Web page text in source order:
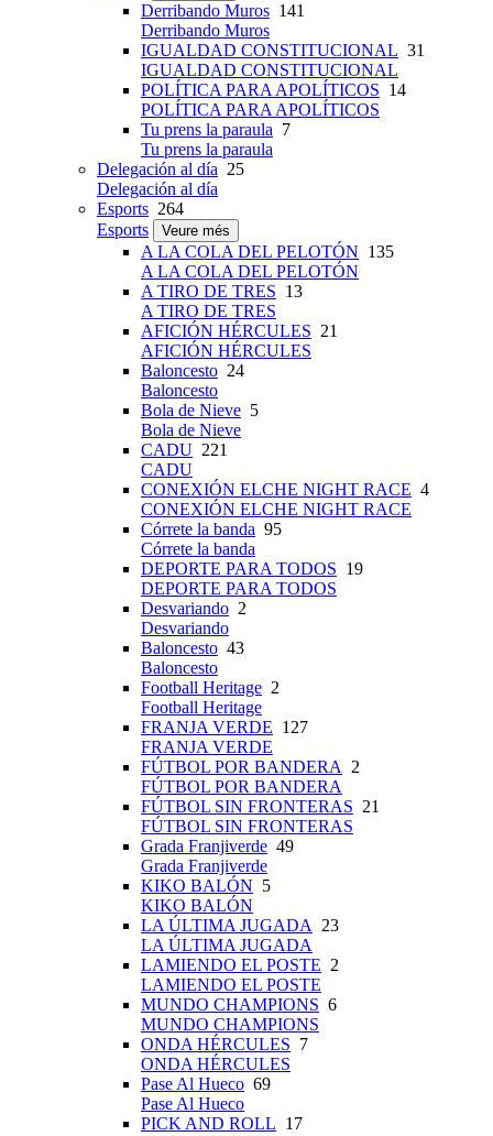
Derribando Muros 141
Derribando Muros
IGUALDAD CONSTITUCIONAL 31
IGUALDAD CONSTITUCIONAL
POLÍTICA PARA APOLÍTICOS 14
POLÍTICA PARA APOLÍTICOS
Tu prens la paraula 7
Tu prens la paraula
Delegación al día 25
Delegación al día
Esports 264
Esports
Veure més
A LA COLA DEL PELOTÓN 135
A LA COLA DEL PELOTÓN
A TIRO DE TRES 13
A TIRO DE TRES
AFICIÓN HÉRCULES 21
AFICIÓN HÉRCULES
Baloncesto 24
Baloncesto
Bola de Nieve 5
Bola de Nieve
CADU 221
CADU
CONEXIÓN ELCHE NIGHT RACE 4
CONEXIÓN ELCHE NIGHT RACE
Córrete la banda 95
Córrete la banda
DEPORTE PARA TODOS 19
DEPORTE PARA TODOS
Desvariando 2
Desvariando
Baloncesto 43
Baloncesto
Football Heritage 2
Football Heritage
FRANJA VERDE 127
FRANJA VERDE
FÚTBOL POR BANDERA 2
FÚTBOL POR BANDERA
FÚTBOL SIN FRONTERAS 21
FÚTBOL SIN FRONTERAS
Grada Franjiverde 49
Grada Franjiverde
KIKO BALÓN 5
KIKO BALÓN
LA ÚLTIMA JUGADA 23
LA ÚLTIMA JUGADA
LAMIENDO EL POSTE 2
LAMIENDO EL POSTE
MUNDO CHAMPIONS 6
MUNDO CHAMPIONS
ONDA HÉRCULES 7
ONDA HÉRCULES
Pase Al Hueco 69
Pase Al Hueco
PICK AND ROLL 17